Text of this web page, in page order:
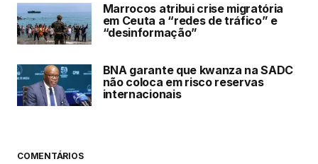
Marrocos atribui crise migratória
em Ceuta a “redes de tráfico” e
“desinformação”
BNA garante que kwanza na SADC
não coloca em risco reservas
internacionais
COMENTÁRIOS